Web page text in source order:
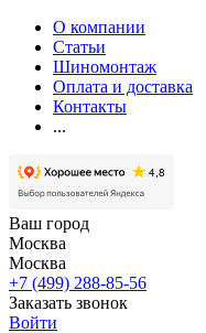
О компании
Статьи
Шиномонтаж
Оплата и доставка
Контакты
...
Ваш город
Москва
Москва
+7 (499) 288-85-56
Заказать звонок
Войти